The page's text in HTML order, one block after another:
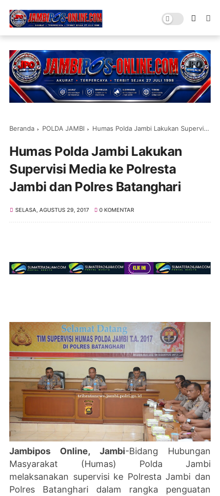
Beranda POLDA JAMBI Humas Polda Jambi Lakukan Supervisi Media ke Polresta Jambi dan Polres Batanghari
Humas Polda Jambi Lakukan
Supervisi Media ke Polresta
Jambi dan Polres Batanghari
SELASA, AGUSTUS 29, 2017 0 KOMENTAR
Jambipos Online, Jambi-Bidang Hubungan
Masyarakat (Humas) Polda Jambi
melaksanakan supervisi ke Polresta Jambi dan
Polres Batanghari dalam rangka penguatan